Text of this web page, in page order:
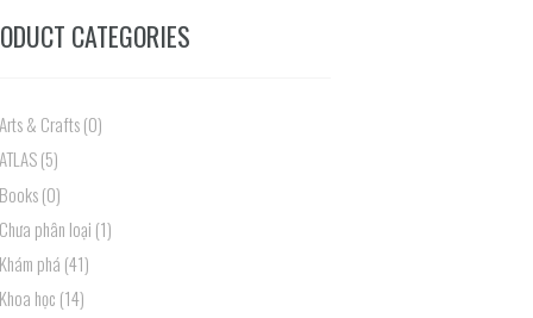
CATEGORIES
Arts & Crafts(0)
ATLAS(5)
Books(0)
Chưa phân loại (1)
Khám phá (41)
Khoa học (14)